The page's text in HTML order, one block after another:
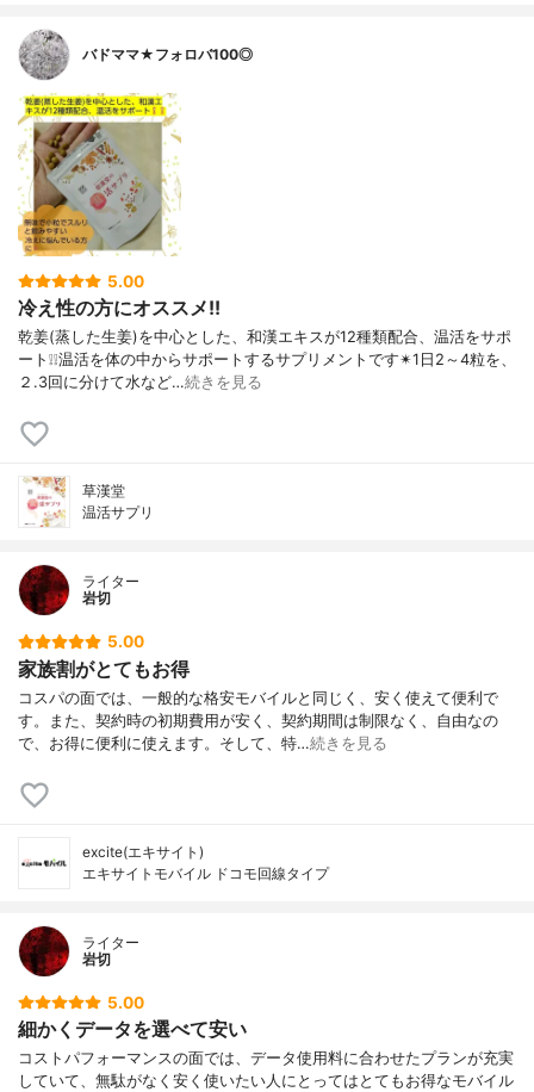
バドママ★フォロバ100◎
5.00
冷え性の方にオススメ!!
乾姜(蒸した生姜)を中心とした、和漢エキスが12種類配合、温活をサポ
ート❕❕温活を体の中からサポートするサプリメントです✴1日2～4粒を、
２.3回に分けて水など…続きを見る
草漢堂
温活サプリ
ライター
岩切
5.00
家族割がとてもお得
コスパの面では、一般的な格安モバイルと同じく、安く使えて便利で
す。また、契約時の初期費用が安く、契約期間は制限なく、自由なの
で、お得に便利に使えます。そして、特…続きを見る
excite(エキサイト)
エキサイトモバイル ドコモ回線タイプ
ライター
岩切
5.00
細かくデータを選べて安い
コストパフォーマンスの面では、データ使用料に合わせたプランが充実
していて、無駄がなく安く使いたい人にとってはとてもお得なモバイル